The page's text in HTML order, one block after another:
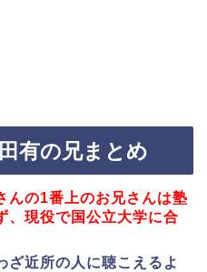
有の兄まとめ
んの1番上のお兄さんは塾
、現役で国公立大学に合
ざ近所の人に聴こえるよ